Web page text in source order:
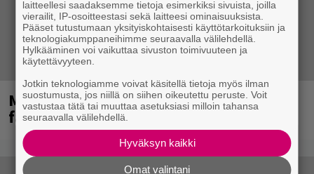
Mainioita uutisia Remu Aaltosen
faneille
laitteellesi saadaksemme tietoja esimerkiksi sivuista, joilla
vierailit, IP-osoitteestasi sekä laitteesi ominaisuuksista.
Pääset tutustumaan yksityiskohtaisesti käyttötarkoituksiin ja
teknologiakumppaneihimme seuraavalla välilehdellä.
Hylkääminen voi vaikuttaa sivuston toimivuuteen ja
käytettävyyteen.
Jotkin teknologiamme voivat käsitellä tietoja myös ilman
suostumusta, jos niillä on siihen oikeutettu peruste. Voit
vastustaa tätä tai muuttaa asetuksiasi milloin tahansa
seuraavalla välilehdellä.
Hyväksyn kaikki
Omat valintani